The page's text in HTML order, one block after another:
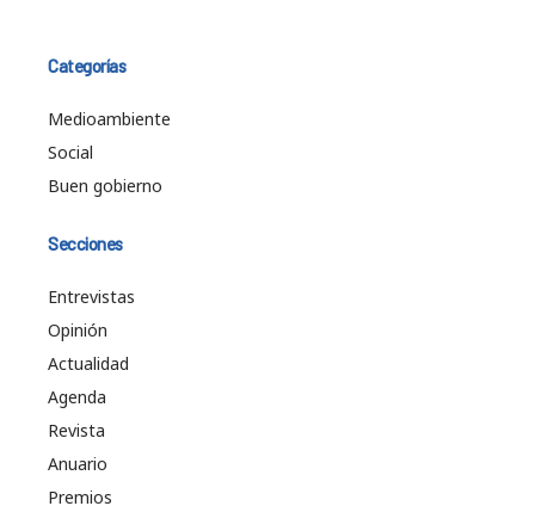
Categorías
Medioambiente
Social
Buen gobierno
Secciones
Entrevistas
Opinión
Actualidad
Agenda
Revista
Anuario
Premios